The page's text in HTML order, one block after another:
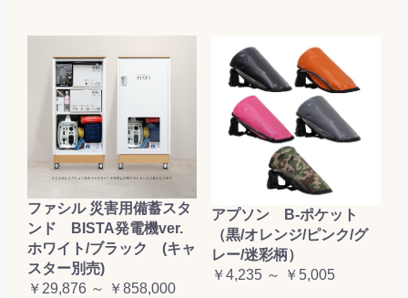
ファシル 災害用備蓄スタ
ンド BISTA発電機ver.
ホワイト/ブラック (キャ
スター別売)
￥29,876 ～ ￥858,000
アプソン B-ポケット
（黒/オレンジ/ピンク/グ
レー/迷彩柄）
￥4,235 ～ ￥5,005